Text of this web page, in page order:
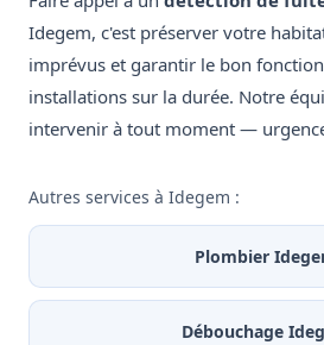
Idegem, c'est préserver votre
imprévus et garantir le bon
installations sur la durée. Notre
intervenir à tout moment —
Autres services à Idegem :
Plombier
Débouchage